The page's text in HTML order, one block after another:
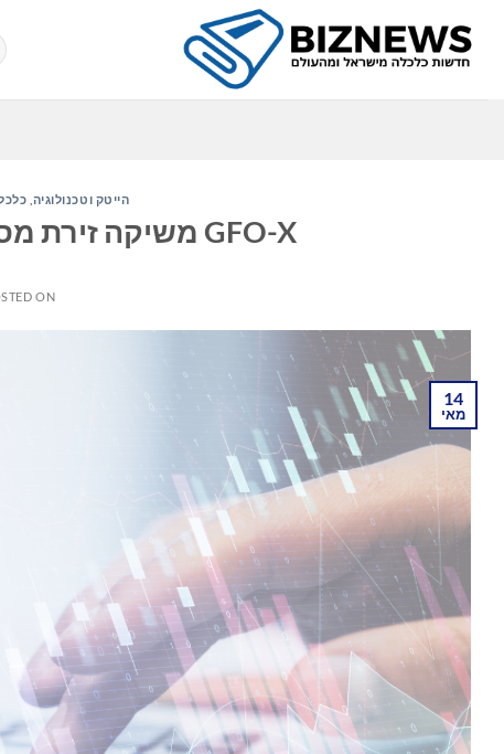
content
הייטק וטכנולוגיה
GFO-X משיקה זירת מסחר מוסדרת בנגזרות דיגיטליות
ON
14
מאי